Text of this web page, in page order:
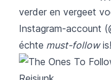
verder en vergeet
Instagram-account (
échte must-followis!